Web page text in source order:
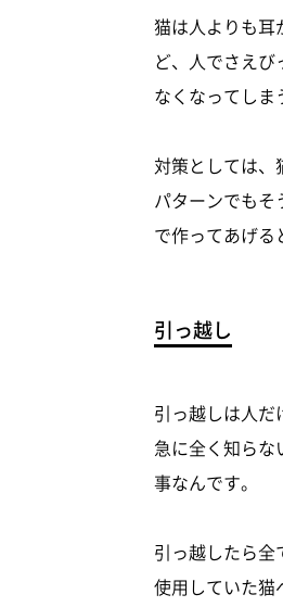
猫は人よりも耳
ど、人でさえ
なくなってしま
対策としては
パターンでも
で作ってあげる
引っ越し
引っ越しは人だ
急に全く知ら
事なんです。
引っ越したら全
使用していた猫